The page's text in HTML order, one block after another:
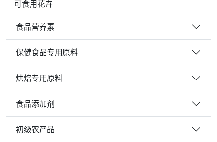
可食用花卉
食品营养素
保健食品专用原料
烘焙专用原料
食品添加剂
初级农产品